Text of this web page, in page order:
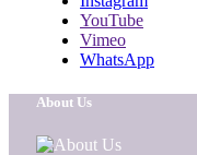
YouTube
Vimeo
WhatsApp
About Us